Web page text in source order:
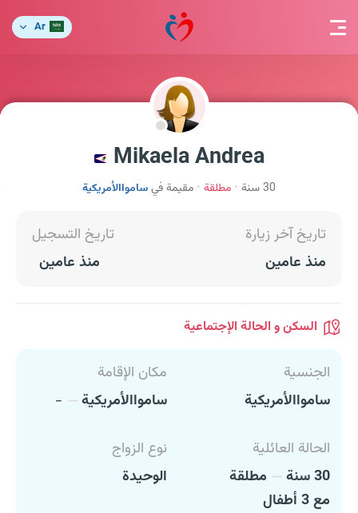
Ar
Mikaela Andrea
30 سنة مطلقة مقيمة فيسامواالأمريكية
تاريخ آخر زيارة
منذ عامين
تاريخ التسجيل
منذ عامين
السكن و الحالة الإجتماعية
الجنسية
سامواالأمريكية
مكان الإقامة
سامواالأمريكية
-
الحالة العائلية
30 سنة
مطلقة
مع 3 أطفال
نوع الزواج
الوحيدة